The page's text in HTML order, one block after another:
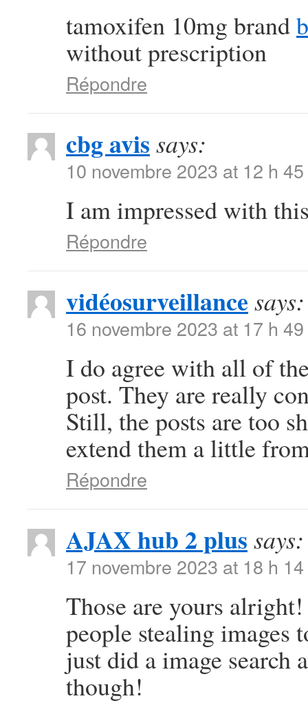
tamoxifen 10mg brand
without prescription
Répondre
cbg avis says:
10 novembre 2023 at 12 h
I am impressed with
Répondre
vidéosurveillance says:
16 novembre 2023 at 17 h
I do agree with all of
post. They are really
Still, the posts are too
extend them a little
Répondre
AJAX hub 2 plus says:
17 novembre 2023 at 18 h
Those are yours
people stealing images
just did a image search
though!